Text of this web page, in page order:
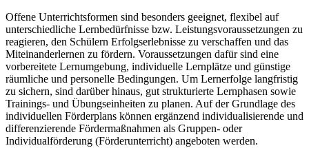
Offene Unterrichtsformen sind besonders geeignet, flexibel auf
unterschiedliche Lernbedürfnisse bzw. Leistungsvoraussetzungen zu
reagieren, den Schülern Erfolgserlebnisse zu verschaffen und das
Miteinanderlernen zu fördern. Voraussetzungen dafür sind eine
vorbereitete Lernumgebung, individuelle Lernplätze und günstige
räumliche und personelle Bedingungen. Um Lernerfolge langfristig
zu sichern, sind darüber hinaus, gut strukturierte Lernphasen sowie
Trainings- und Übungseinheiten zu planen. Auf der Grundlage des
individuellen Förderplans können ergänzend individualisierende und
differenzierende Fördermaßnahmen als Gruppen- oder
Individualförderung (Förderunterricht) angeboten werden.